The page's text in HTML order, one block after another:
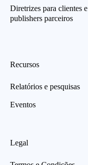
Diretrizes para clientes e
publishers parceiros
Recursos
Relatórios e pesquisas
Eventos
Legal